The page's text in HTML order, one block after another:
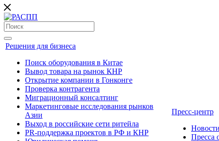
Решения для бизнеса
Поиск оборудования в Китае
Вывод товара на рынок КНР
Открытие компании в Гонконге
Проверка контрагента
Миграционный консалтинг
Маркетинговые исследования рынков
Азии
Выход в российские сети ритейла
PR-поддержка проектов в РФ и КНР
Пресс-центр